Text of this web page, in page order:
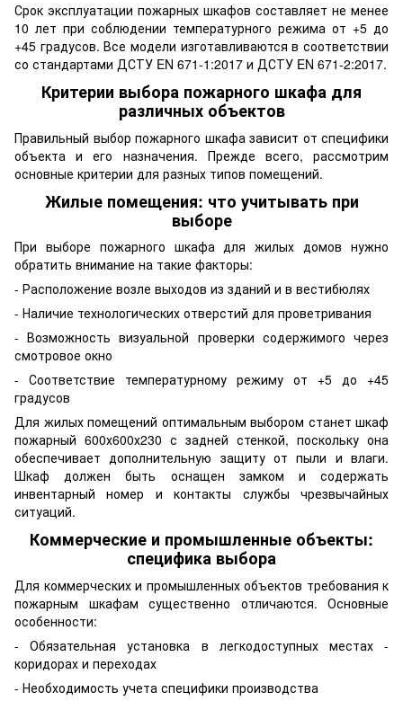
Срок эксплуатации пожарных шкафов составляет не менее
10 лет при соблюдении температурного режима от +5 до
+45 градусов. Все модели изготавливаются в соответствии
со стандартами ДСТУ EN 671-1:2017 и ДСТУ EN 671-2:2017.
Критерии выбора пожарного шкафа для
различных объектов
Правильный выбор пожарного шкафа зависит от специфики
объекта и его назначения. Прежде всего, рассмотрим
основные критерии для разных типов помещений.
Жилые помещения: что учитывать при
выборе
При выборе пожарного шкафа для жилых домов нужно
обратить внимание на такие факторы:
- Расположение возле выходов из зданий и в вестибюлях
- Наличие технологических отверстий для проветривания
- Возможность визуальной проверки содержимого через
смотровое окно
- Соответствие температурному режиму от +5 до +45
градусов
Для жилых помещений оптимальным выбором станет шкаф
пожарный 600х600х230 с задней стенкой, поскольку она
обеспечивает дополнительную защиту от пыли и влаги.
Шкаф должен быть оснащен замком и содержать
инвентарный номер и контакты службы чрезвычайных
ситуаций.
Коммерческие и промышленные объекты:
специфика выбора
Для коммерческих и промышленных объектов требования к
пожарным шкафам существенно отличаются. Основные
особенности:
- Обязательная установка в легкодоступных местах -
коридорах и переходах
- Необходимость учета специфики производства